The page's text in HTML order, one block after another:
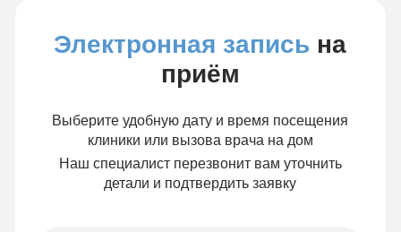
Электронная запись на
приём
Выберите удобную дату и время посещения
клиники или вызова врача на дом
Наш специалист перезвонит вам уточнить
детали и подтвердить заявку